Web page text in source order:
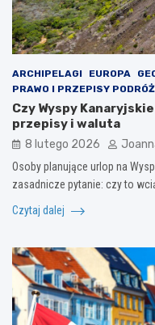
ARCHIPELAGI EUROPA
PRAWO I PRZEPISY
Czy Wyspy
przepisy i waluta
8 lutego 2026
Osoby planujące urlop na
zasadnicze pytanie: czy to
Czytaj dalej